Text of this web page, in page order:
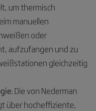
um thermisch
manuellen
oder
aufzufangen und zu
gleichzeitig
. Die von Nederman
über hocheffiziente,